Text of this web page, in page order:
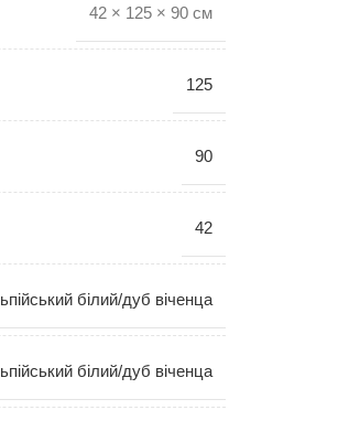
42 × 125 × 90 см
125
90
42
білий/дуб віченца
білий/дуб віченца